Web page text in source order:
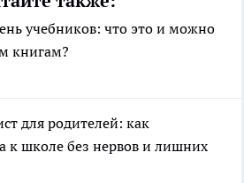
учебников: что это и можно
книгам?
для родителей: как
к школе без нервов и лишних